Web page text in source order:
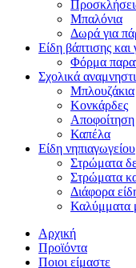
Μπαλόνια
Δωρά για
Είδη βάπτισης και
Φόρμα
Σχολικά
Μπλουζάκια
Κονκάρδες
Αποφοίτηση
Καπέλα
Είδη νηπιαγωγείου
Στρώματα
Στρώματα
Διάφορα
Καλύμματα
Αρχική
Προϊόντα
Ποιοι είμαστε